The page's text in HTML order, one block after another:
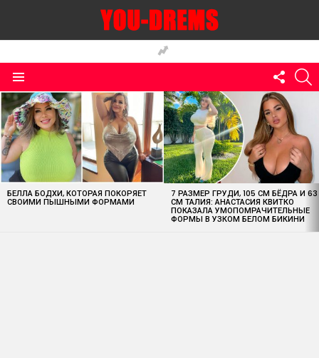
US
MOST
VIEWED
STORIES
БЕЛЛА БОДХИ, КОТОРАЯ ПОКОРЯЕТ
СВОИМИ ПЫШНЫМИ ФОРМАМИ
7 РАЗМЕР ГРУДИ, 105 СМ БЁДРА И 63
СМ ТАЛИЯ: АНАСТАСИЯ КВИТКО
ПОКАЗАЛА УМОПОМРАЧИТЕЛЬНЫЕ
ФОРМЫ В УЗКОМ БЕЛОМ БИКИНИ